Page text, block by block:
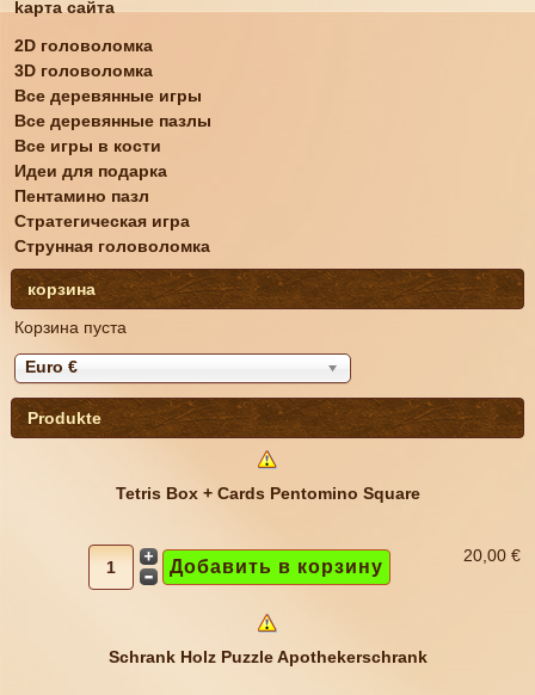
kарта сайта
2D головоломка
3D головоломка
Все деревянные игры
Все деревянные пазлы
Все игры в кости
Идеи для подарка
Пентамино пазл
Стратегическая игра
Струнная головоломка
корзина
Корзина пуста
Euro €
Produkte
Tetris Box + Cards Pentomino Square
20,00 €
Schrank Holz Puzzle Apothekerschrank